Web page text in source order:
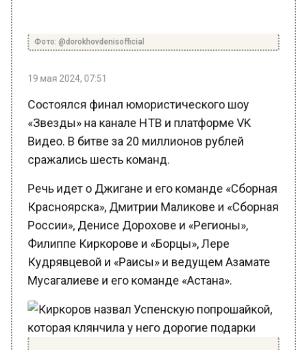
19 мая 2024, 07:51
Состоялся финал юмористического шоу
«Звезды» на канале НТВ и платформе VK
Видео. В битве за 20 миллионов рублей
сражались шесть команд.
Речь идет о Джигане и его команде «Сборная
Красноярска», Дмитрии Маликове и «Сборная
России», Денисе Дорохове и «Регионы»,
Филиппе Киркорове и «Борцы», Лере
Кудрявцевой и «Раисы» и ведущем Азамате
Мусагалиеве и его команде «Астана».